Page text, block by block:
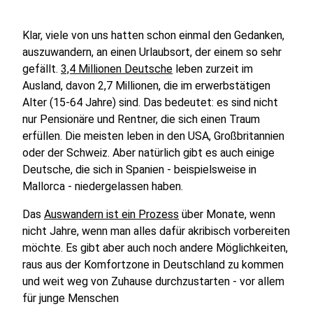
Klar, viele von uns hatten schon einmal den Gedanken,
auszuwandern, an einen Urlaubsort, der einem so sehr
gefällt. 3,4 Millionen Deutsche leben zurzeit im
Ausland, davon 2,7 Millionen, die im erwerbstätigen
Alter (15-64 Jahre) sind. Das bedeutet: es sind nicht
nur Pensionäre und Rentner, die sich einen Traum
erfüllen. Die meisten leben in den USA, Großbritannien
oder der Schweiz. Aber natürlich gibt es auch einige
Deutsche, die sich in Spanien - beispielsweise in
Mallorca - niedergelassen haben.
Das Auswandern ist ein Prozess über Monate, wenn
nicht Jahre, wenn man alles dafür akribisch vorbereiten
möchte. Es gibt aber auch noch andere Möglichkeiten,
raus aus der Komfortzone in Deutschland zu kommen
und weit weg von Zuhause durchzustarten - vor allem
für junge Menschen